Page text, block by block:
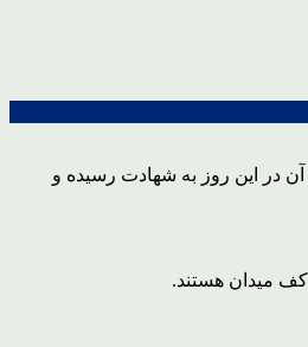
13آبان در جمع خبرنگاران اظهار داشت:انقلاب اسلامی به پیروزی نشسته، رهبر هفتاد و چند ساله آن در این روز تبعید شده،جوان 16ساله آن در این روز به شهادت رسیده و
کف میدان هستند.